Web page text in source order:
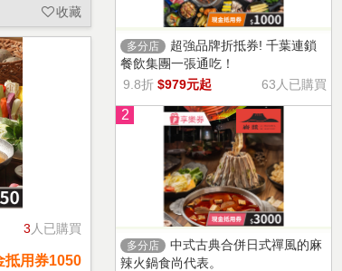
收藏
3 人已購買
抵用券1050
多分店
超強品牌折抵券! 千葉連鎖
餐飲集團一張通吃！
9.8折 $979元起 63人已購買
2
多分店
中式古典合併日式禪風的麻
辣火鍋食尚代表。